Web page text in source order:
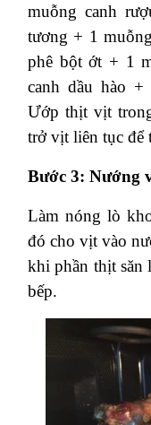
muỗng canh
tương + 1
phê bột ớt + 1
canh dầu hào
Ướp thịt vịt
trở vịt liên tục để
Bước 3: Nướng
Làm nóng lò
đó cho vịt vào
khi phần thịt săn
bếp.